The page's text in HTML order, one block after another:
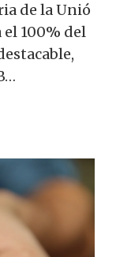
de la Unió
100% del